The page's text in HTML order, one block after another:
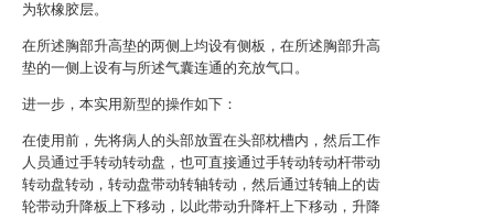
为软橡胶层。
在所述胸部升高垫的两侧上均设有侧板，在所述胸部升高
垫的一侧上设有与所述气囊连通的充放气口。
进一步，本实用新型的操作如下：
在使用前，先将病人的头部放置在头部枕槽内，然后工作
人员通过手转动转动盘，也可直接通过手转动转动杆带动
转动盘转动，转动盘带动转轴转动，然后通过转轴上的齿
轮带动升降板上下移动，以此带动升降杆上下移动，升降